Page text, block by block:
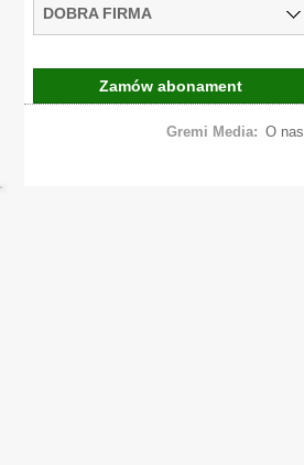
DOBRA FIRMA
Zamów abonament
Gremi Media: O nas